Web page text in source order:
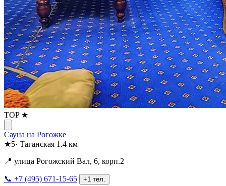
TOP ★
Сауна на Рогожке
★5· Таганская 1.4 км
📍 улица Рогожский Вал, 6, корп.2
📞 +7 (495) 671-15-65 +1 тел.